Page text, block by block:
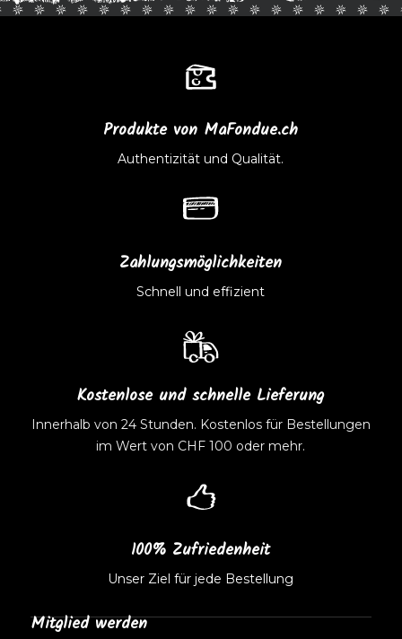
Produkte von MaFondue.ch
Authentizität und Qualität.
Zahlungsmöglichkeiten
Schnell und effizient
Kostenlose und schnelle Lieferung
Innerhalb von 24 Stunden. Kostenlos für Bestellungen
im Wert von CHF 100 oder mehr.
100% Zufriedenheit
Unser Ziel für jede Bestellung
Mitglied werden